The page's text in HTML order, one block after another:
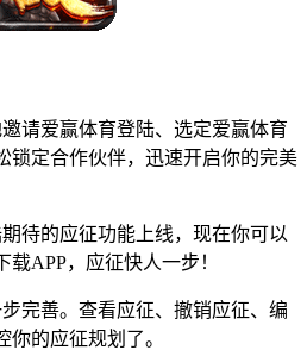
爱赢体育登陆、选定爱赢体育
锁定合作伙伴，迅速开启你的完美
的应征功能上线，现在你可以
APP，应征快人一步！
善。查看应征、撤销应征、编
的应征规划了。